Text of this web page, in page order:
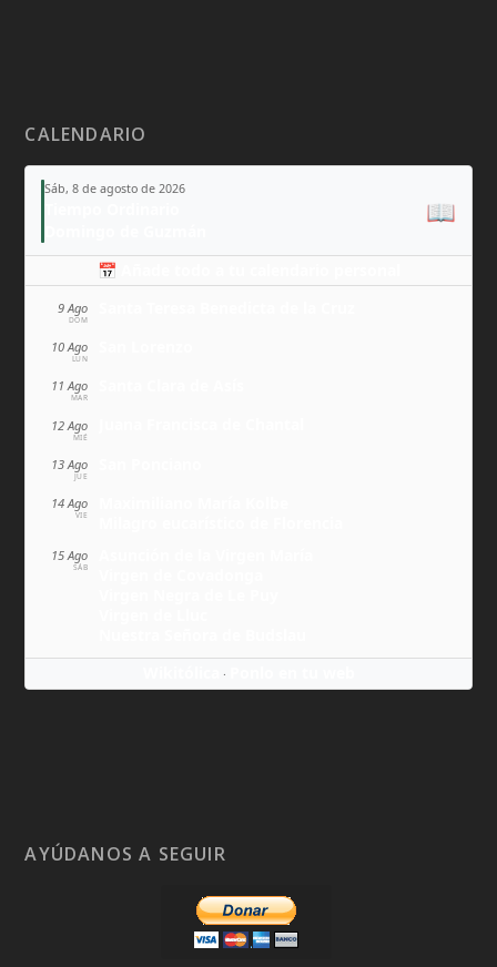
CALENDARIO
Sáb, 8 de agosto de 2026
📖
📅 Añade todo a tu calendario personal
9 Ago
DOM
10 Ago
LUN
11 Ago
MAR
12 Ago
MIÉ
13 Ago
JUE
14 Ago
VIE
15 Ago
SÁB
·
AYÚDANOS A SEGUIR